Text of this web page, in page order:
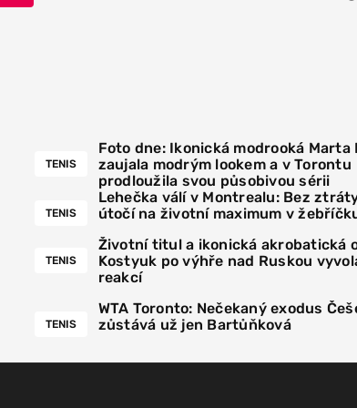
TENIS
Foto dne: Ikonická modrooká Marta
zaujala modrým lookem a v Torontu
prodloužila svou působivou sérii
TENIS
Lehečka válí v Montrealu: Bez
útočí na životní maximum v
TENIS
Životní titul a ikonická akrobatická
Kostyuk po výhře nad Ruskou
reakcí
TENIS
WTA Toronto: Nečekaný exodus
zůstává už jen Bartůňková